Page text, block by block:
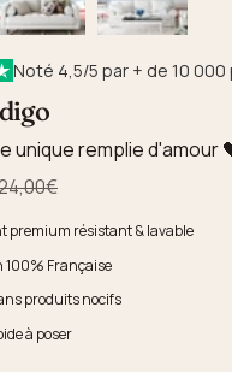
Noté 4,5/5 par + de 10
unique remplie d'amour
premium résistant & lavable
100% Française
produits nocifs
à poser